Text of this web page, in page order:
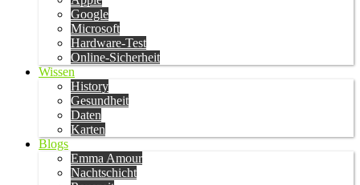
Google
Microsoft
Hardware-Test
Online-Sicherheit
Wissen
History
Gesundheit
Daten
Karten
Blogs
Emma Amour
Nachtschicht